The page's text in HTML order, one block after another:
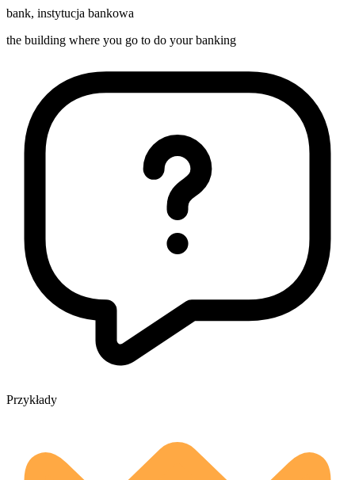
bank, instytucja bankowa
the building where you go to do your banking
Przykłady